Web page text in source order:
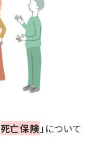
死亡保険 」について